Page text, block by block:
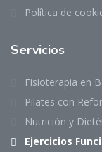
Política de
Servicios
Fisioterapia en
Pilates con
Nutrición y
Ejercicios